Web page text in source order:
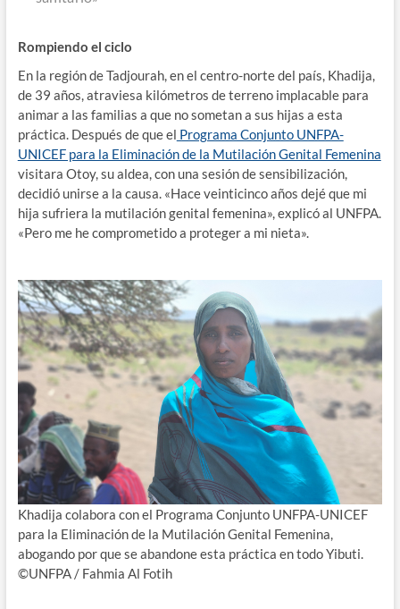
Rompiendo el ciclo
En la región de Tadjourah, en el centro-norte del país, Khadija,
de 39 años, atraviesa kilómetros de terreno implacable para
animar a las familias a que no sometan a sus hijas a esta
práctica. Después de que el Programa Conjunto UNFPA-
UNICEF para la Eliminación de la Mutilación Genital Femenina
visitara Otoy, su aldea, con una sesión de sensibilización,
decidió unirse a la causa. «Hace veinticinco años dejé que mi
hija sufriera la mutilación genital femenina», explicó al UNFPA.
«Pero me he comprometido a proteger a mi nieta».
Khadija colabora con el Programa Conjunto UNFPA-UNICEF
para la Eliminación de la Mutilación Genital Femenina,
abogando por que se abandone esta práctica en todo Yibuti.
©UNFPA / Fahmia Al Fotih